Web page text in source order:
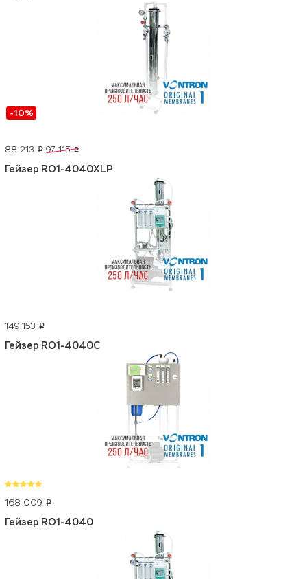
-10%
88 213 p 97 115 p
Гейзер RO1-4040XLP
149 153 p
Гейзер RO1-4040C
168 009 p
Гейзер RO1-4040